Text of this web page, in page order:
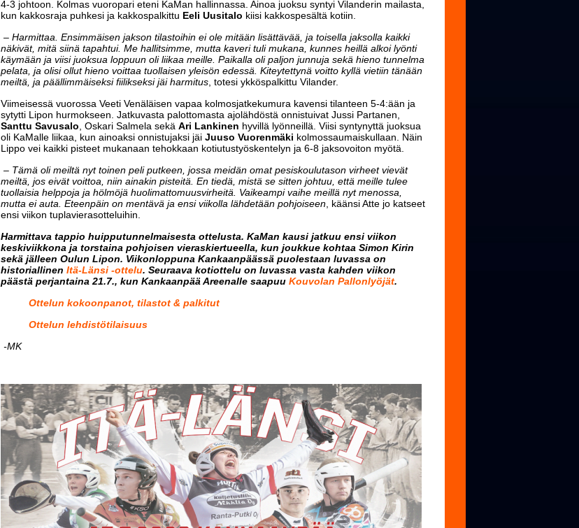
4-3 johtoon. Kolmas vuoropari eteni KaMan hallinnassa. Ainoa juoksu syntyi Vilanderin mailasta,
kun kakkosraja puhkesi ja kakkospalkittu Eeli Uusitalo kiisi kakkospesältä kotiin.
– Harmittaa. Ensimmäisen jakson tilastoihin ei ole mitään lisättävää, ja toisella jaksolla kaikki
näkivät, mitä siinä tapahtui. Me hallitsimme, mutta kaveri tuli mukana, kunnes heillä alkoi lyönti
käymään ja viisi juoksua loppuun oli liikaa meille. Paikalla oli paljon junnuja sekä hieno tunnelma
pelata, ja olisi ollut hieno voittaa tuollaisen yleisön edessä. Kiteytettynä voitto kyllä vietiin tänään
meiltä, ja päällimmäiseksi fiilikseksi jäi harmitus , totesi ykköspalkittu Vilander.
Viimeisessä vuorossa Veeti Venäläisen vapaa kolmosjatkekumura kavensi tilanteen 5-4:ään ja
sytytti Lipon hurmokseen. Jatkuvasta palottomasta ajolähdöstä onnistuivat Jussi Partanen,
Santtu Savusalo , Oskari Salmela sekä Ari Lankinen hyvillä lyönneillä. Viisi syntynyttä juoksua
oli KaMalle liikaa, kun ainoaksi onnistujaksi jäi Juuso Vuorenmäki kolmossaumaiskullaan. Näin
Lippo vei kaikki pisteet mukanaan tehokkaan kotiutustyöskentelyn ja 6-8 jaksovoiton myötä.
– Tämä oli meiltä nyt toinen peli putkeen, jossa meidän omat pesiskoulutason virheet vievät
meiltä, jos eivät voittoa, niin ainakin pisteitä. En tiedä, mistä se sitten johtuu, että meille tulee
tuollaisia helppoja ja hölmöjä huolimattomuusvirheitä. Vaikeampi vaihe meillä nyt menossa,
mutta ei auta. Eteenpäin on mentävä ja ensi viikolla lähdetään pohjoiseen , käänsi Atte jo katseet
ensi viikon tuplavierasotteluihin.
Harmittava tappio huipputunnelmaisesta ottelusta. KaMan kausi jatkuu ensi viikon
keskiviikkona ja torstaina pohjoisen vieraskiertueella, kun joukkue kohtaa Simon Kirin
sekä jälleen Oulun Lipon. Viikonloppuna Kankaanpäässä puolestaan luvassa on
historiallinen Itä-Länsi -ottelu. Seuraava kotiottelu on luvassa vasta kahden viikon
päästä perjantaina 21.7., kun Kankaanpää Areenalle saapuu Kouvolan Pallonlyöjät.
Ottelun kokoonpanot, tilastot & palkitut
Ottelun lehdistötilaisuus
-MK